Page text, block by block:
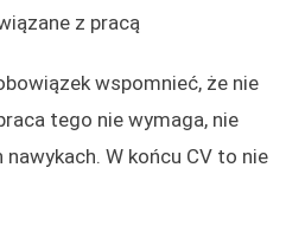
z pracą
wspomnieć, że nie
tego nie wymaga, nie
nawykach. W końcu CV to nie